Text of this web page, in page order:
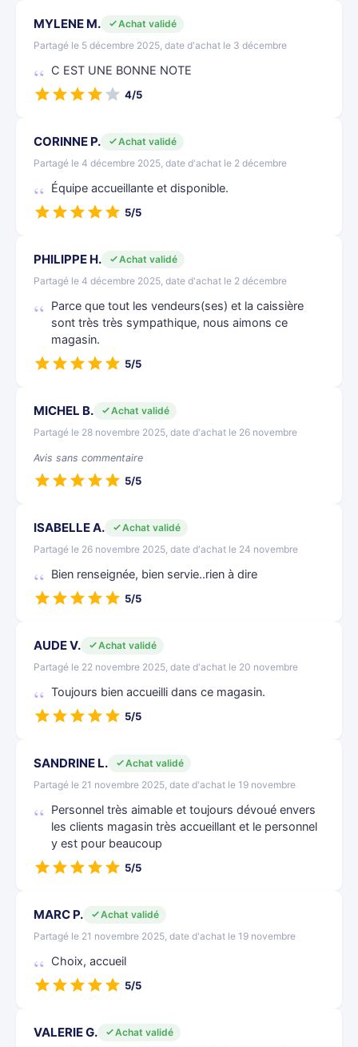
MYLENE M.
Achat validé
Partagé le 5 décembre 2025, date d'achat le 3 décembre
C EST UNE BONNE NOTE
4/5
CORINNE P.
Achat validé
Partagé le 4 décembre 2025, date d'achat le 2 décembre
Équipe accueillante et disponible.
5/5
PHILIPPE H.
Achat validé
Partagé le 4 décembre 2025, date d'achat le 2 décembre
Parce que tout les vendeurs(ses) et la caissière
sont très très sympathique, nous aimons ce
magasin.
5/5
MICHEL B.
Achat validé
Partagé le 28 novembre 2025, date d'achat le 26 novembre
Avis sans commentaire
5/5
ISABELLE A.
Achat validé
Partagé le 26 novembre 2025, date d'achat le 24 novembre
Bien renseignée, bien servie..rien à dire
5/5
AUDE V.
Achat validé
Partagé le 22 novembre 2025, date d'achat le 20 novembre
Toujours bien accueilli dans ce magasin.
5/5
SANDRINE L.
Achat validé
Partagé le 21 novembre 2025, date d'achat le 19 novembre
Personnel très aimable et toujours dévoué envers
les clients magasin très accueillant et le personnel
y est pour beaucoup
5/5
MARC P.
Achat validé
Partagé le 21 novembre 2025, date d'achat le 19 novembre
Choix, accueil
5/5
VALERIE G.
Achat validé